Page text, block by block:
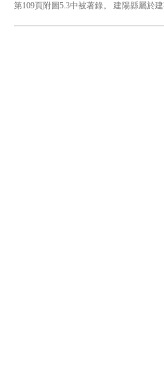
第109頁附圖5.3中被著錄。 建陽縣屬於